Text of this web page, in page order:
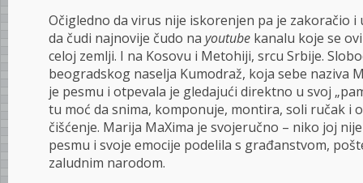
Očigledno da virus nije iskorenjen pa je zakoračio i
da čudi najnovije čudo na youtube kanalu koje se
celoj zemlji. I na Kosovu i Metohiji, srcu Srbije.
beogradskog naselja Kumodraž, koja sebe naziva
je pesmu i otpevala je gledajući direktno u svoj
tu moć da snima, komponuje, montira, soli ručak i
čišćenje. Marija MaXima je svojeručno – niko joj
pesmu i svoje emocije podelila s građanstvom,
zaludnim narodom.